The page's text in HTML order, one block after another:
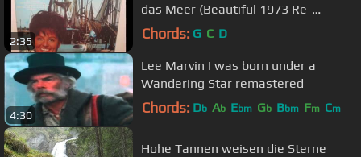
2:35
das Meer (Beautiful 1973 Re-
Recording)
Chords: G C D
4:30
Lee Marvin I was born under a
Wandering Star remastered
Chords: Db Ab Ebm Gb Bbm Fm Cm
Hohe Tannen weisen die Sterne